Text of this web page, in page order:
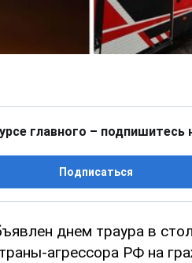
главного – подпишитесь
Подписаться
днем траура в
агрессора РФ на